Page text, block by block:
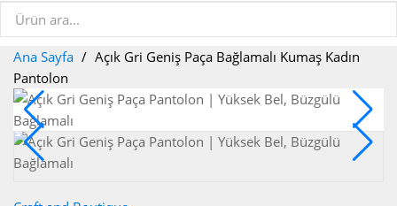
Ana Sayfa
Açık Gri Geniş Paça Bağlamalı Kumaş Kadın
Pantolon
-₺600,00
Yeni